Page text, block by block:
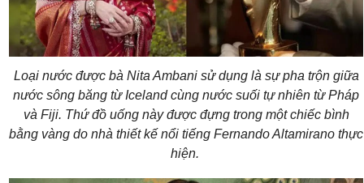
Loại nước được bà Nita Ambani sử dụng là sự pha trộn giữa
nước sông băng từ Iceland cùng nước suối tự nhiên từ Pháp
và Fiji. Thứ đồ uống này được đựng trong một chiếc bình
bằng vàng do nhà thiết kế nổi tiếng Fernando Altamirano thực
hiện.